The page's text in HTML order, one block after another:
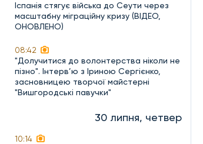
Іспанія стягує війська до Сеути через
масштабну міграційну кризу (ВІДЕО,
ОНОВЛЕНО)
08:42
"Долучитися до волонтерства ніколи не
пізно". Інтерв’ю з Іриною Сергієнко,
засновницею творчої майстерні
"Вишгородські павучки"
30 липня, четвер
10:14